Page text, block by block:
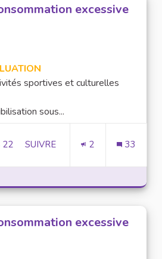
excessive
sportives et culturelles
sous...
22 22 ABONNÉS
SUIVRE 2 33
excessive